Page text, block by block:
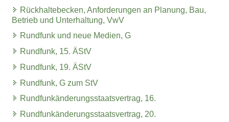
Rückhaltebecken, Anforderungen an Planung, Bau,
Betrieb und Unterhaltung, VwV
Rundfunk und neue Medien, G
Rundfunk, 15. ÄStV
Rundfunk, 19. ÄStV
Rundfunk, G zum StV
Rundfunkänderungsstaatsvertrag, 16.
Rundfunkänderungsstaatsvertrag, 20.